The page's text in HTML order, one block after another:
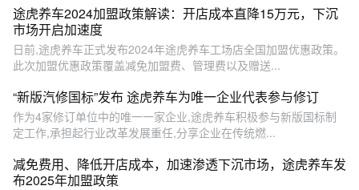
途虎养车2024加盟政策解读：开店成本直降15万元，下沉
市场开启加速度
日前,途虎养车正式发布2024年途虎养车工场店全国加盟优惠政策。
此次加盟优惠政策覆盖减免加盟费、管理费以及赠送...
“新版汽修国标”发布 途虎养车为唯一企业代表参与修订
作为4家修订单位中的唯一一家企业,途虎养车积极参与新版国标制
定工作,承担起行业改革发展重任,分享企业在传统燃...
减免费用、降低开店成本，加速渗透下沉市场，途虎养车发
布2025年加盟政策